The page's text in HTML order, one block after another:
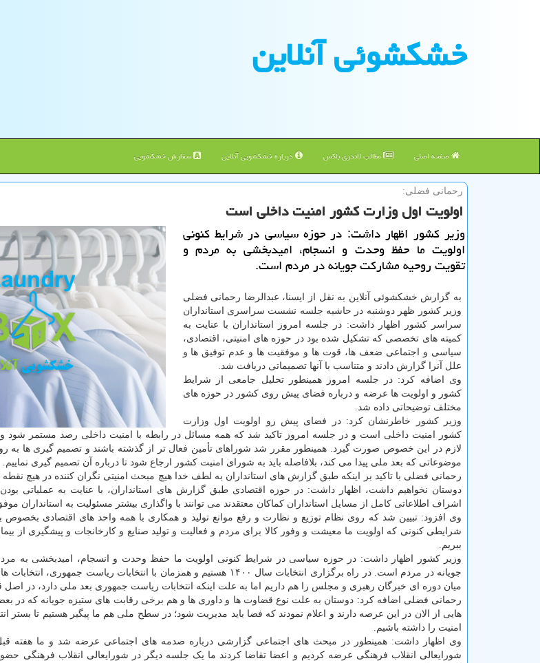
خشكشوئی آنلاین
صفحه اصلی مطالب لاندری باکس درباره خشکشویی آنلاین سفارش خشکشویی
رحمانی فضلی:
اولویت اول وزارت كشور امنیت داخلی است
وزیر كشور اظهار داشت: در حوزه سیاسی در شرایط كنونی
اولویت ما حفظ وحدت و انسجام، امیدبخشی به مردم و
تقویت روحیه مشاركت جویانه در مردم است.
به گزارش خشکشوئی آنلاین به نقل از ایسنا، عبدالرضا رحمانی فضلی
وزیر کشور ظهر دوشنبه در حاشیه جلسه نشست سراسری استانداران
سراسر کشور اظهار داشت: در جلسه امروز استانداران با عنایت به
کمیته های تخصصی که تشکیل شده بود در حوزه های امنیتی، اقتصادی،
سیاسی و اجتماعی ضعف ها، قوت ها و موفقیت ها و عدم توفیق ها و
علل آنرا گزارش دادند و متناسب با آنها تصمیماتی دریافت شد.
وی اضافه کرد: در جلسه امروز همینطور تحلیل جامعی از شرایط
کشور و اولویت ها عرضه و درباره فضای پیش روی کشور در حوزه های
مختلف توضیحاتی داده شد.
وزیر کشور خاطرنشان کرد: در فضای پیش رو اولویت اول وزارت
کشور امنیت داخلی است و در جلسه امروز تاکید شد که همه مسائل در رابطه با امنیت داخلی رصد مستمر شود و
لازم در این خصوص صورت گیرد. همینطور مقرر شد شوراهای تأمین فعال تر از گذشته باشند و تصمیم گیری ها به
موضوعاتی که بعد ملی پیدا می کند، بلافاصله باید به شورای امنیت کشور ارجاع شود تا درباره آن تصمیم گیری نماییم.
رحمانی فضلی با تاکید بر اینکه طبق گزارش های استانداران به لطف خدا هیچ مبحث امنیتی نگران کننده در هیچ
دوستان نخواهیم داشت، اظهار داشت: در حوزه اقتصادی طبق گزارش های استانداران، با عنایت به عملیاتی بودن
اشراف اطلاعاتی کامل از مسایل استانداران کماکان معتقدند می توانند با واگذاری بیشتر مسئولیت به استانداران
وی افزود: تبیین شد که روی نظام توزیع و نظارت و رفع موانع تولید و همکاری با همه واحد های اقتصادی بخصوص
شرایطی کنونی که اولویت ما معیشت و وفور کالا برای مردم و فعالیت و تولید صنایع و کارخانجات و پیشگیری از
ببریم.
وزیر کشور اظهار داشت: در حوزه سیاسی در شرایط کنونی اولویت ما حفظ وحدت و انسجام، امیدبخشی به
جویانه در مردم است. در راه برگزاری انتخابات سال ۱۴۰۰ هستیم و همزمان با انتخابات ریاست
میان دوره ای خبرگان رهبری و مجلس را هم داریم اما به علت اینکه انتخابات ریاست جمهوری بعد ملی دارد، در اصل
رحمانی فضلی اضافه کرد: دوستان به علت نوع قضاوت ها و داوری ها و هم برخی رقابت های ستیزه جویانه که در
هایی از الان در این عرصه دارند و اعلام نمودند که فضا باید مدیریت شود؛ در سطح ملی هم ما پیگیر هستیم تا بستر
امنیت را داشته باشیم.
وی اظهار داشت: همینطور در مبحث های اجتماعی گزارشی درباره صدمه های اجتماعی عرضه شد و ما هفته
شورایعالی انقلاب فرهنگی عرضه کردیم و اعضا تقاضا کردند ما یک جلسه دیگر در شورایعالی انقلاب فرهنگی